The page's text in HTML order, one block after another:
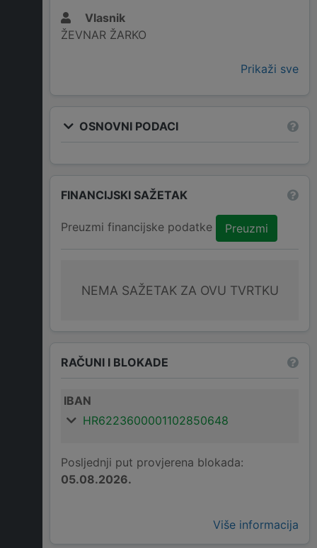
Vlasnik
ŽEVNAR ŽARKO
Prikaži sve
OSNOVNI PODACI
FINANCIJSKI SAŽETAK
Preuzmi financijske podatke Preuzmi
NEMA SAŽETAK ZA OVU TVRTKU
RAČUNI I BLOKADE
IBAN
HR6223600001102850648
Posljednji put provjerena blokada:
05.08.2026.
Više informacija